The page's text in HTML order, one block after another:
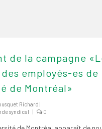
de la campagne
employés-es de
de Montréal»
Richard |
syndical | 0